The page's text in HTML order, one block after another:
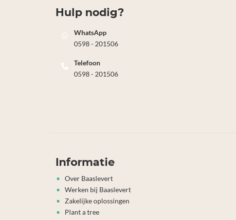
Hulp nodig?
WhatsApp
0598 - 201506
Telefoon
0598 - 201506
Informatie
Over Baaslevert
Werken bij Baaslevert
Zakelijke oplossingen
Plant a tree